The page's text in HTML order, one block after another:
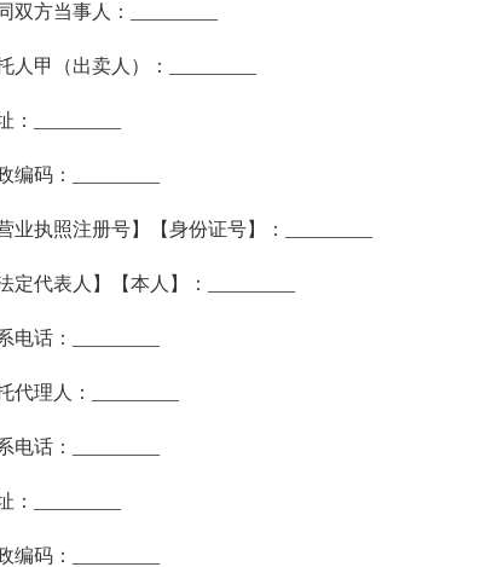
双方当事人：_________
人甲（出卖人）：_________
：_________
编码：_________
营业执照注册号】【身份证号】：_________
法定代表人】【本人】：_________
电话：_________
代理人：_________
电话：_________
：_________
编码：_________